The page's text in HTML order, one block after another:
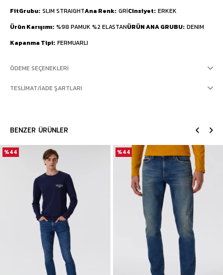
FitGrubu SLIM STRAIGHTAna Renk GRİCinsiyet ERKEK
Ürün Karışımı %98 PAMUK %2 ELASTANÜRÜN ANA GRUBU DENIM
Kapanma Tipi FERMUARLI
ÖDEME SEÇENEKLERI
TESLIMAT/İADE ŞARTLARI
BENZER ÜRÜNLER
%44 %44